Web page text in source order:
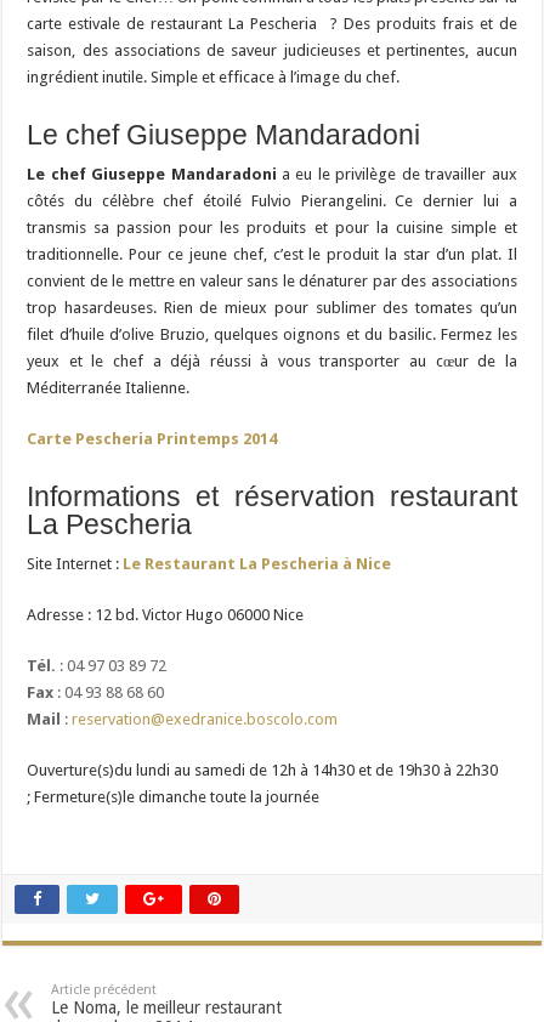
carte estivale de restaurant La Pescheria ? Des produits frais et de
saison, des associations de saveur judicieuses et pertinentes, aucun
ingrédient inutile. Simple et efficace à l’image du chef.
Le chef Giuseppe Mandaradoni
Le chef Giuseppe Mandaradoni a eu le privilège de travailler aux
côtés du célèbre chef étoilé Fulvio Pierangelini. Ce dernier lui a
transmis sa passion pour les produits et pour la cuisine simple et
traditionnelle. Pour ce jeune chef, c’est le produit la star d’un plat. Il
convient de le mettre en valeur sans le dénaturer par des associations
trop hasardeuses. Rien de mieux pour sublimer des tomates qu’un
filet d’huile d’olive Bruzio, quelques oignons et du basilic. Fermez les
yeux et le chef a déjà réussi à vous transporter au cœur de la
Méditerranée Italienne.
Carte Pescheria Printemps 2014
Informations et réservation restaurant
La Pescheria
Site Internet : Le Restaurant La Pescheria à Nice
Adresse : 12 bd. Victor Hugo 06000 Nice
Tél. : 04 97 03 89 72
Fax : 04 93 88 68 60
Mail :reservation@exedranice.boscolo.com
Ouverture(s)du lundi au samedi de 12h à 14h30 et de 19h30 à 22h30
; Fermeture(s)le dimanche toute la journée
Article précédent
Le Noma, le meilleur restaurant